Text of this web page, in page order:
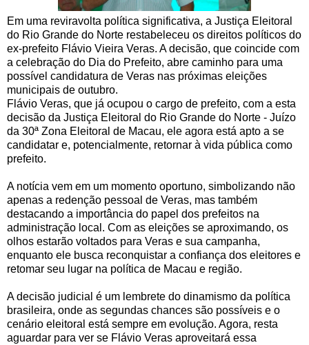
Em uma reviravolta política significativa, a Justiça Eleitoral
do Rio Grande do Norte restabeleceu os direitos políticos do
ex-prefeito Flávio Vieira Veras. A decisão, que coincide com
a celebração do Dia do Prefeito, abre caminho para uma
possível candidatura de Veras nas próximas eleições
municipais de outubro.
Flávio Veras, que já ocupou o cargo de prefeito, com a esta
decisão da Justiça Eleitoral do Rio Grande do Norte - Juízo
da 30ª Zona Eleitoral de Macau, ele agora está apto a se
candidatar e, potencialmente, retornar à vida pública como
prefeito.
A notícia vem em um momento oportuno, simbolizando não
apenas a redenção pessoal de Veras, mas também
destacando a importância do papel dos prefeitos na
administração local. Com as eleições se aproximando, os
olhos estarão voltados para Veras e sua campanha,
enquanto ele busca reconquistar a confiança dos eleitores e
retomar seu lugar na política de Macau e região.
A decisão judicial é um lembrete do dinamismo da política
brasileira, onde as segundas chances são possíveis e o
cenário eleitoral está sempre em evolução. Agora, resta
aguardar para ver se Flávio Veras aproveitará essa